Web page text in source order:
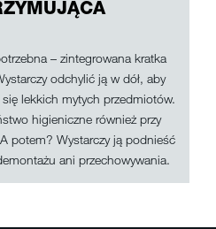
– zintegrowana kratka
odchylić ją w dół, aby
lekkich mytych przedmiotów.
higieniczne również przy
potem? Wystarczy ją podnieść
ani przechowywania.